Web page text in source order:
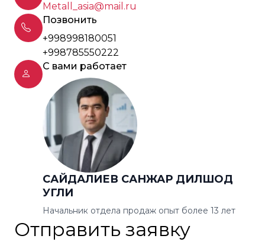
Metall_asia@mail.ru
Позвонить
+998998180051
+998785550222
С вами работает
САЙДАЛИЕВ САНЖАР ДИЛШОД
УГЛИ
Начальник отдела продаж опыт более 13 лет
Отправить заявку